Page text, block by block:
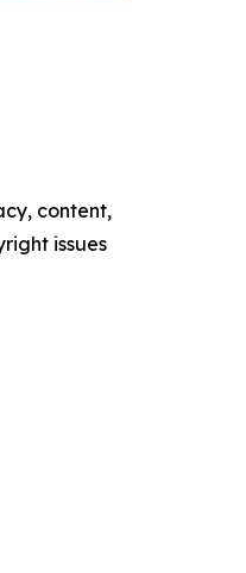
content,
issues